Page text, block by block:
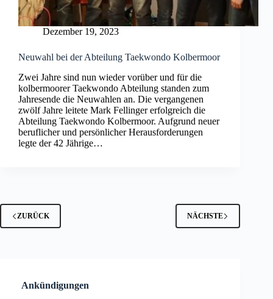
Dezember 19, 2023
Neuwahl bei der Abteilung Taekwondo Kolbermoor
Zwei Jahre sind nun wieder vorüber und für die
kolbermoorer Taekwondo Abteilung standen zum
Jahresende die Neuwahlen an. Die vergangenen
zwölf Jahre leitete Mark Fellinger erfolgreich die
Abteilung Taekwondo Kolbermoor. Aufgrund neuer
beruflicher und persönlicher Herausforderungen
legte der 42 Jährige…
ZURÜCK NÄCHSTE
Ankündigungen